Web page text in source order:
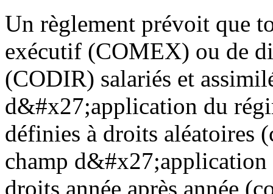
Un règlement prévoit que
exécutif (COMEX) ou de
(CODIR) salariés et
d&#x27;application du
définies à droits aléatoires
champ
droits année après année